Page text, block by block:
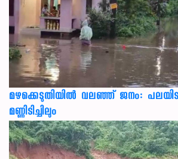
മഴക്കെടുതിയിൽ വലഞ്ഞ് ജനം:
മണ്ണിടിച്ചിലും